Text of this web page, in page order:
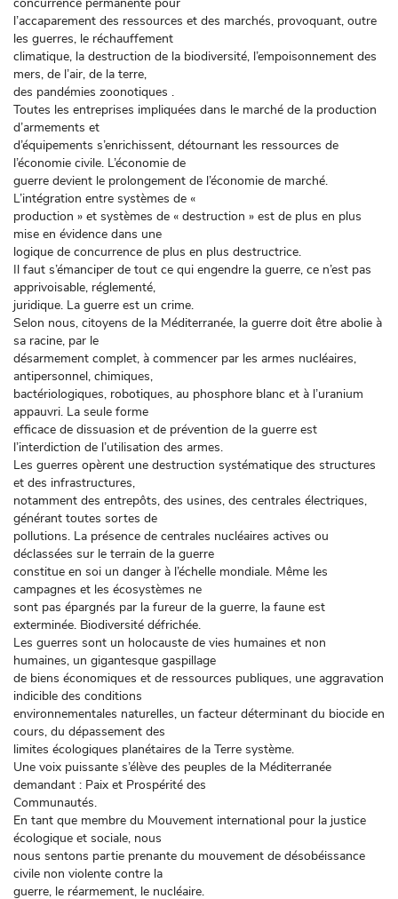
concurrence permanente pour
l’accaparement des ressources et des marchés, provoquant, outre
les guerres, le réchauffement
climatique, la destruction de la biodiversité, l’empoisonnement des
mers, de l’air, de la terre,
des pandémies zoonotiques .
Toutes les entreprises impliquées dans le marché de la production
d’armements et
d’équipements s’enrichissent, détournant les ressources de
l’économie civile. L’économie de
guerre devient le prolongement de l’économie de marché.
L’intégration entre systèmes de «
production » et systèmes de « destruction » est de plus en plus
mise en évidence dans une
logique de concurrence de plus en plus destructrice.
Il faut s’émanciper de tout ce qui engendre la guerre, ce n’est pas
apprivoisable, réglementé,
juridique. La guerre est un crime.
Selon nous, citoyens de la Méditerranée, la guerre doit être abolie à
sa racine, par le
désarmement complet, à commencer par les armes nucléaires,
antipersonnel, chimiques,
bactériologiques, robotiques, au phosphore blanc et à l’uranium
appauvri. La seule forme
efficace de dissuasion et de prévention de la guerre est
l’interdiction de l’utilisation des armes.
Les guerres opèrent une destruction systématique des structures
et des infrastructures,
notamment des entrepôts, des usines, des centrales électriques,
générant toutes sortes de
pollutions. La présence de centrales nucléaires actives ou
déclassées sur le terrain de la guerre
constitue en soi un danger à l’échelle mondiale. Même les
campagnes et les écosystèmes ne
sont pas épargnés par la fureur de la guerre, la faune est
exterminée. Biodiversité défrichée.
Les guerres sont un holocauste de vies humaines et non
humaines, un gigantesque gaspillage
de biens économiques et de ressources publiques, une aggravation
indicible des conditions
environnementales naturelles, un facteur déterminant du biocide en
cours, du dépassement des
limites écologiques planétaires de la Terre système.
Une voix puissante s’élève des peuples de la Méditerranée
demandant : Paix et Prospérité des
Communautés.
En tant que membre du Mouvement international pour la justice
écologique et sociale, nous
nous sentons partie prenante du mouvement de désobéissance
civile non violente contre la
guerre, le réarmement, le nucléaire.